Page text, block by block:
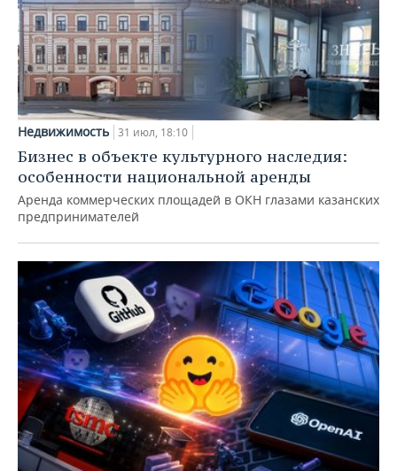
Недвижимость 31 июл, 18:10
Бизнес в объекте культурного наследия:
особенности национальной аренды
Аренда коммерческих площадей в ОКН глазами казанских
предпринимателей